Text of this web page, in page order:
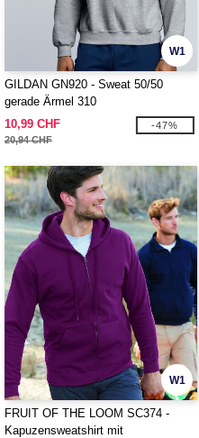
W1
GILDAN GN920 - Sweat 50/50
gerade Ärmel 310
10,99 CHF
20,94 CHF
-47%
W1
FRUIT OF THE LOOM SC374 -
Kapuzensweatshirt mit